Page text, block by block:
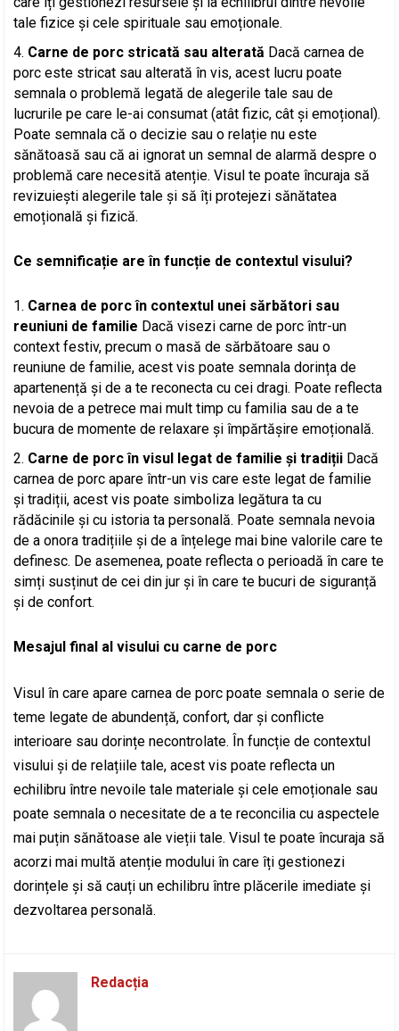
tale fizice și cele spirituale sau emoționale.
Carne de porc stricată sau alterată Dacă carnea de
porc este stricat sau alterată în vis, acest lucru poate
semnala o problemă legată de alegerile tale sau de
lucrurile pe care le-ai consumat (atât fizic, cât și emoțional).
Poate semnala că o decizie sau o relație nu este
sănătoasă sau că ai ignorat un semnal de alarmă despre o
problemă care necesită atenție. Visul te poate încuraja să
revizuiești alegerile tale și să îți protejezi sănătatea
emoțională și fizică.
Ce semnificație are în funcție de contextul visului?
Carnea de porc în contextul unei sărbători sau
reuniuni de familie Dacă visezi carne de porc într-un
context festiv, precum o masă de sărbătoare sau o
reuniune de familie, acest vis poate semnala dorința de
apartenență și de a te reconecta cu cei dragi. Poate reflecta
nevoia de a petrece mai mult timp cu familia sau de a te
bucura de momente de relaxare și împărtășire emoțională.
Carne de porc în visul legat de familie și tradiții Dacă
carnea de porc apare într-un vis care este legat de familie
și tradiții, acest vis poate simboliza legătura ta cu
rădăcinile și cu istoria ta personală. Poate semnala nevoia
de a onora tradițiile și de a înțelege mai bine valorile care te
definesc. De asemenea, poate reflecta o perioadă în care te
simți susținut de cei din jur și în care te bucuri de siguranță
și de confort.
Mesajul final al visului cu carne de porc
Visul în care apare carnea de porc poate semnala o serie de
teme legate de abundență, confort, dar și conflicte
interioare sau dorințe necontrolate. În funcție de contextul
visului și de relațiile tale, acest vis poate reflecta un
echilibru între nevoile tale materiale și cele emoționale sau
poate semnala o necesitate de a te reconcilia cu aspectele
mai puțin sănătoase ale vieții tale. Visul te poate încuraja să
acorzi mai multă atenție modului în care îți gestionezi
dorințele și să cauți un echilibru între plăcerile imediate și
dezvoltarea personală.
Redacția